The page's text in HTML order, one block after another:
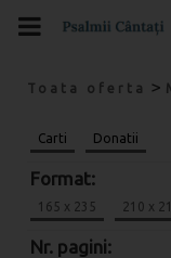
Toata oferta >
Carti Donatii
Format:
165 x 235 210 x
Nr. pagini: